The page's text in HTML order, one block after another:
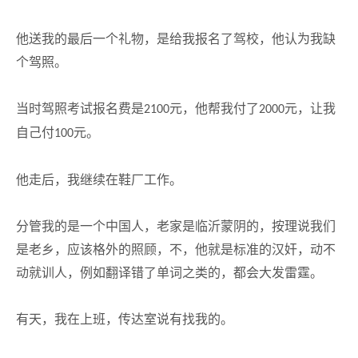
他送我的最后一个礼物，是给我报名了驾校，他认为我缺
个驾照。
当时驾照考试报名费是2100元，他帮我付了2000元，让我
自己付100元。
他走后，我继续在鞋厂工作。
分管我的是一个中国人，老家是临沂蒙阴的，按理说我们
是老乡，应该格外的照顾，不，他就是标准的汉奸，动不
动就训人，例如翻译错了单词之类的，都会大发雷霆。
有天，我在上班，传达室说有找我的。